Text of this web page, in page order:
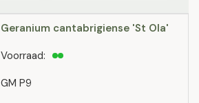
Geranium cantabrigiense 'St Ola'
GM P9
Voorraad: